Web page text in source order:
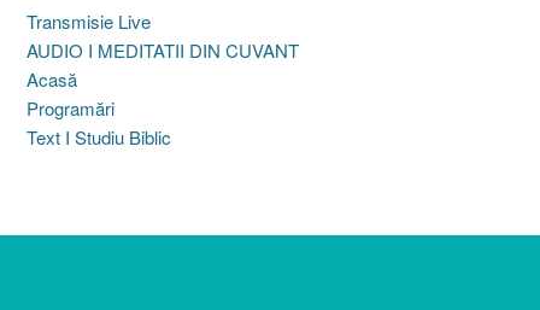
Transmisie Live
AUDIO I MEDITATII DIN CUVANT
Acasă
Programări
Text I Studiu Biblic